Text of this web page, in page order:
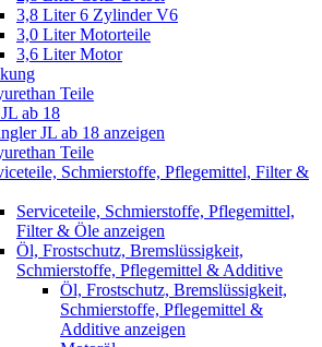
3,8 Liter 6 Zylinder V6
3,0 Liter Motorteile
3,6 Liter Motor
Teile
ab 18
JL ab 18 anzeigen
Teile
Schmierstoffe, Pflegemittel, Filter &
Serviceteile, Schmierstoffe, Pflegemittel,
Filter & Öle anzeigen
Öl, Frostschutz, Bremslüssigkeit,
Schmierstoffe, Pflegemittel & Additive
Öl, Frostschutz, Bremslüssigkeit,
Schmierstoffe, Pflegemittel &
Additive anzeigen